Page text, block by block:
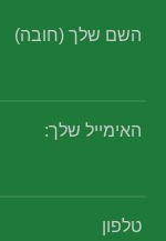
השם שלך (חובה)
האימייל שלך:
טלפון